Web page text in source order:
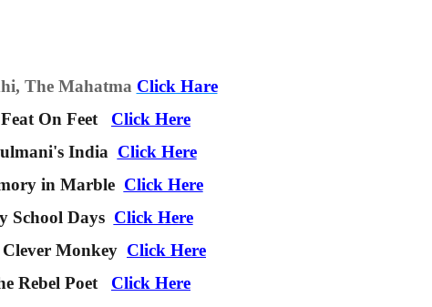
The Mahatma Click Hare
On Feet
Click Here
India Click Here
in Marble Click Here
School Days Click Here
Monkey Click Here
Rebel Poet
Click Here